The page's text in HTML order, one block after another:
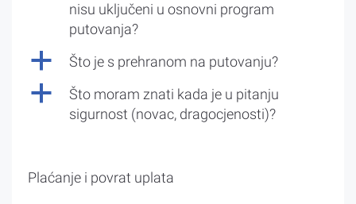
nisu uključeni u osnovni program
putovanja?
a Što je s prehranom na putovanju?
a
Što moram znati kada je u pitanju
sigurnost (novac, dragocjenosti)?
Plaćanje i povrat uplata